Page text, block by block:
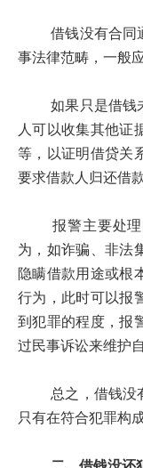
借钱没有合同通
事法律范畴，一般
如果只是借钱未
人可以收集其他证
等，以证明借贷关
要求借款人归还借款
报警主要处理的
为，如诈骗、非法
隐瞒借款用途或根
行为，此时可以报
到犯罪的程度，报
过民事诉讼来维护
总之，借钱没有
只有在符合犯罪构